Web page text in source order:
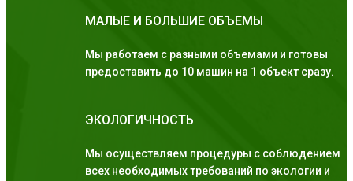
МАЛЫЕ И БОЛЬШИЕ ОБЪЕМЫ
Мы работаем с разными объемами и готовы
предоставить до 10 машин на 1 объект сразу.
ЭКОЛОГИЧНОСТЬ
Мы осуществляем процедуры с соблюдением
всех необходимых требований по экологии и